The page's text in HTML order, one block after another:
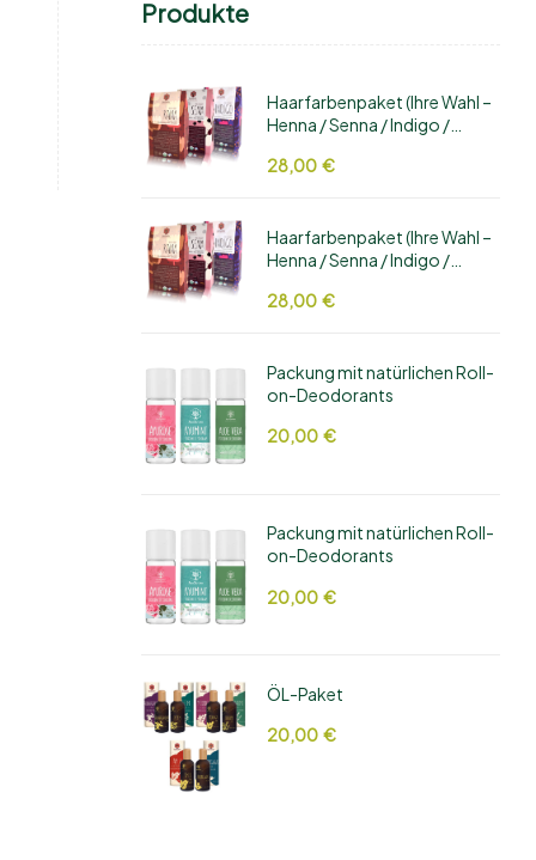
Produkte
Haarfarbenpaket (Ihre Wahl –
Henna / Senna / Indigo /
Manjistha / Aloe Vera /
28,00 €
Haarfarbenpaket (Ihre Wahl –
Henna / Senna / Indigo /
Manjistha / Aloe Vera /
28,00 €
Packung mit natürlichen Roll-
on-Deodorants
20,00 €
Packung mit natürlichen Roll-
on-Deodorants
20,00 €
ÖL-Paket
20,00 €